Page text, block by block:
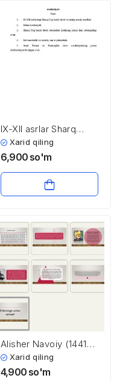
IX-XII asrlar Sharq
uyg’onish davri
madaniyati. Temur va
madaniyati
Xarid qiling
6,900 so'm
Alisher Navoiy (1441-
1501)
Xarid qiling
4,900 so'm